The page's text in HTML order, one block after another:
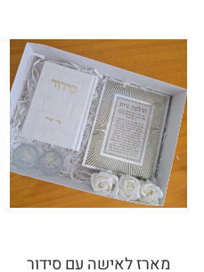
מארז לאישה עם סידור